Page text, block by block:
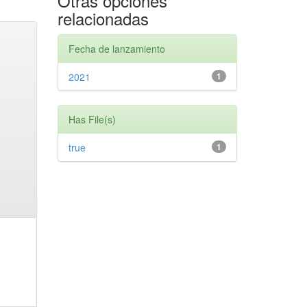
relacionadas
Fecha de lanzamiento
1
2021
Has File(s)
1
true